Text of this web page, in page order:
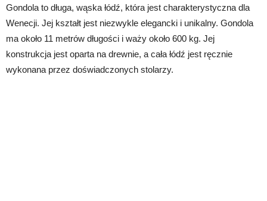
Gondola to długa, wąska łódź, która jest charakterystyczna dla
Wenecji. Jej kształt jest niezwykle elegancki i unikalny. Gondola
ma około 11 metrów długości i waży około 600 kg. Jej
konstrukcja jest oparta na drewnie, a cała łódź jest ręcznie
wykonana przez doświadczonych stolarzy.